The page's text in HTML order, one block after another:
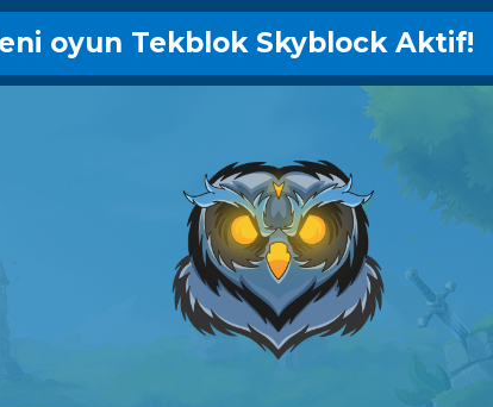
oyun Tekblok Skyblock Aktif!